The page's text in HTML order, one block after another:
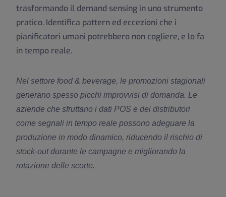
trasformando il demand sensing in uno strumento
pratico. Identifica pattern ed eccezioni che i
pianificatori umani potrebbero non cogliere, e lo fa
in tempo reale.
Nel settore food & beverage, le promozioni stagionali
generano spesso picchi improvvisi di domanda. Le
aziende che sfruttano i dati POS e dei distributori
come segnali in tempo reale possono adeguare la
produzione in modo dinamico, riducendo il rischio di
stock-out durante le campagne e migliorando la
rotazione delle scorte.